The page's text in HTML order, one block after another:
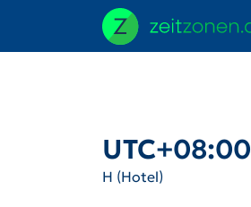
UTC+08:00
H (Hotel)